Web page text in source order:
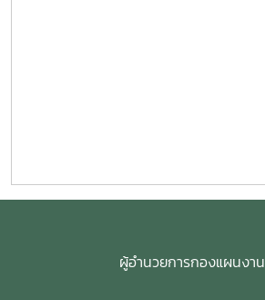
ผู้อำนวยการกองแผนงาน